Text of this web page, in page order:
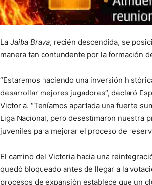
La Jaiba Brava, recién descendida, se
manera tan contundente por la formación
“Estaremos haciendo una inversión
desarrollar mejores jugadores”, declaró
Victoria. “Teníamos apartada una fuerte
Liga Nacional, pero desestimaron nuestra
juveniles para mejorar el proceso de
El camino del Victoria hacia una
quedó bloqueado antes de llegar a la
procesos de expansión establece que un